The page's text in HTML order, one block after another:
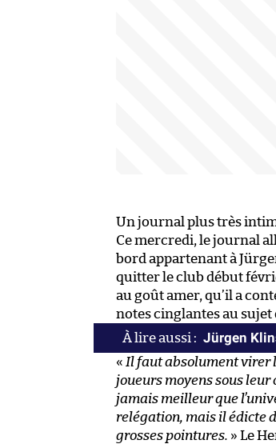
Un journal plus très
Ce mercredi, le journal
bord appartenant à
quitter le club début
au goût amer, qu’il a
notes cinglantes au
Jürgen
« Il faut absolument virer
joueurs moyens sous leur
jamais meilleur que
relégation, mais il édicte
grosses pointures. » Le